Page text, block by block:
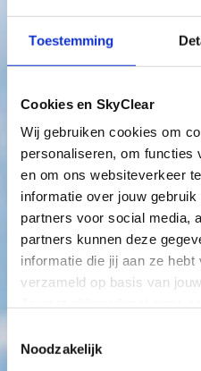
Toestemming
Cookies en SkyClear
Wij gebruiken cookies om
personaliseren, om functies
en om ons websiteverkeer
informatie over jouw
partners voor social media,
partners kunnen deze
informatie die jij aan ze
verzameld op basis van
Noodzakelijk